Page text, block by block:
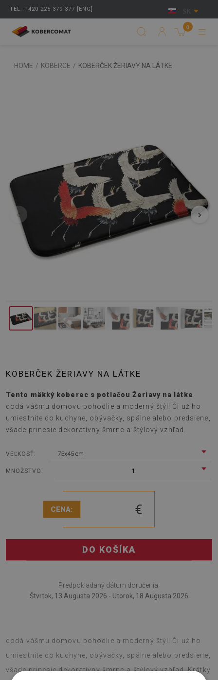
TEL: +420 225 379 377 [ENG] SK
0
HOME / KOBERCE / KOBERČEK ŽERIAVY NA LÁTKE
‹ ›
KOBERČEK ŽERIAVY NA LÁTKE
Tento mäkký koberec s potlačou Žeriavy na látke
dodá vášmu domovu pohodlie a moderný štýl! Či už ho
umiestnite do kuchyne, obývačky, spálne alebo predsiene,
všade prinesie dekoratívny šmrnc a štýlový vzhľad.
VEĽKOSŤ: 75x45 cm
MNOŽSTVO: 1
CENA: €
DO KOŠÍKA
Predpokladaný dátum doručenia:
Štvrtok, 13 Augusta 2026 - Utorok, 18 Augusta 2026
dodá vášmu domovu pohodlie a moderný štýl! Či už ho
umiestnite do kuchyne, obývačky, spálne alebo predsiene,
všade prinesie dekoratívny šmrnc a štýlový vzhľad. Krátky